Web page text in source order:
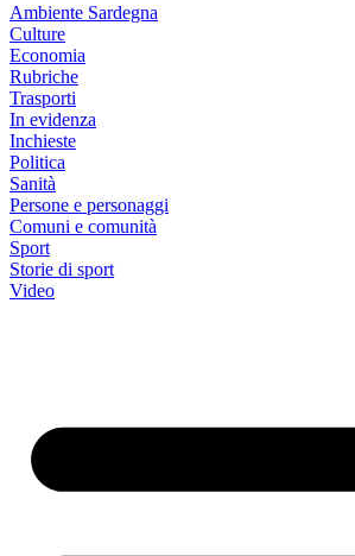
Ambiente Sardegna
Culture
Economia
Rubriche
Trasporti
In evidenza
Inchieste
Politica
Sanità
Persone e personaggi
Comuni e comunità
Sport
Storie di sport
Video